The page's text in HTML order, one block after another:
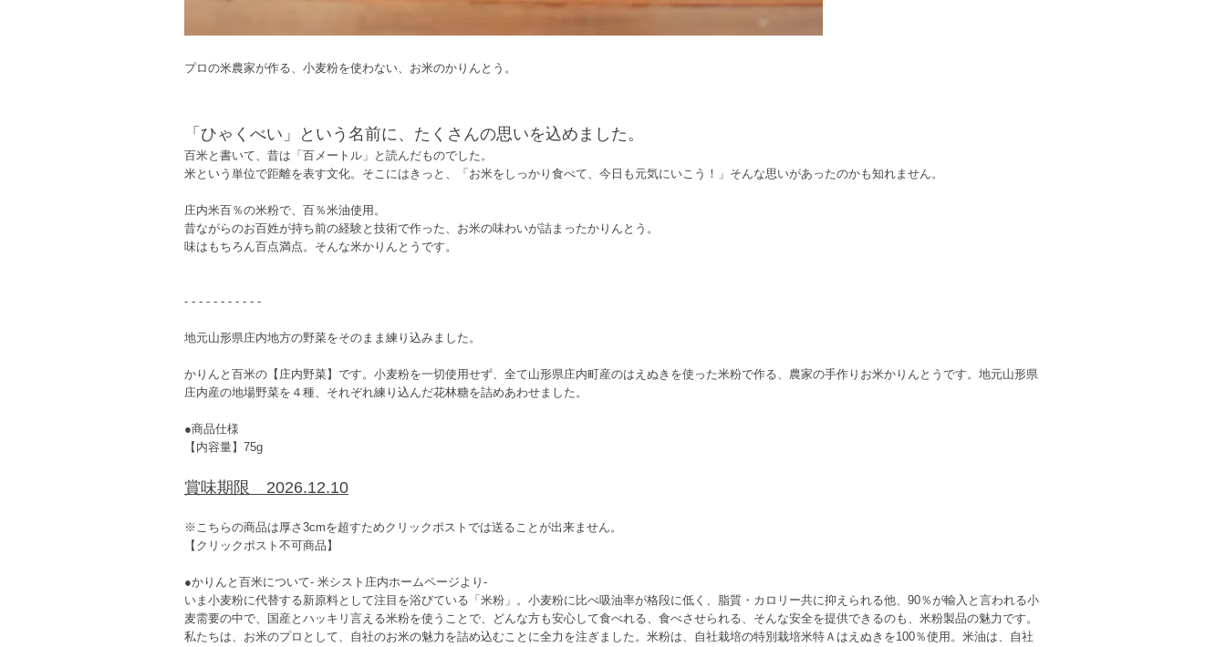
プロの米農家が作る、小麦粉を使わない、お米のかりんとう。
「ひゃくべい」という名前に、たくさんの思いを込めました。
百米と書いて、昔は「百メートル」と読んだものでした。
米という単位で距離を表す文化。そこにはきっと、「お米をしっかり食べて、今日も元気にいこう！」そんな思いがあったのかも知れません。
庄内米百％の米粉で、百％米油使用。
昔ながらのお百姓が持ち前の経験と技術で作った、お米の味わいが詰まったかりんとう。
味はもちろん百点満点。そんな米かりんとうです。
- - - - - - - - - - -
地元山形県庄内地方の野菜をそのまま練り込みました。
かりんと百米の【庄内野菜】です。小麦粉を一切使用せず、全て山形県庄内町産のはえぬきを使った米粉で作る、農家の手作りお米かりんとうです。地元山形県
庄内産の地場野菜を４種、それぞれ練り込んだ花林糖を詰めあわせました。
●商品仕様
【内容量】75g
賞味期限 2026.12.10
※こちらの商品は厚さ3cmを超すためクリックポストでは送ることが出来ません。
【クリックポスト不可商品】
●かりんと百米について- 米シスト庄内ホームページより-
いま小麦粉に代替する新原料として注目を浴びている「米粉」。小麦粉に比べ吸油率が格段に低く、脂質・カロリー共に抑えられる他、90％が輸入と言われる小
麦需要の中で、国産とハッキリ言える米粉を使うことで、どんな方も安心して食べれる、食べさせられる、そんな安全を提供できるのも、米粉製品の魅力です。
私たちは、お米のプロとして、自社のお米の魅力を詰め込むことに全力を注ぎました。米粉は、自社栽培の特別栽培米特Ａはえぬきを100％使用。米油は、自社